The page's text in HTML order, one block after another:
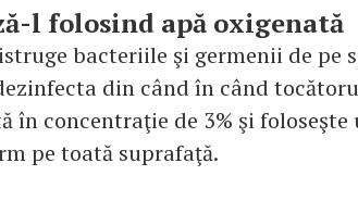
l folosind apă oxigenată
bacteriile şi germenii de pe
din când în când
în concentraţie de 3% şi
pe toată suprafaţă.